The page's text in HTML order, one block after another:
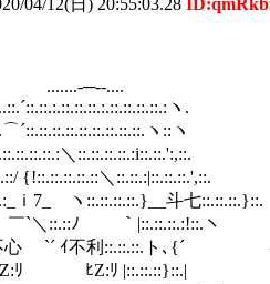
....
ヽ.
ヽ::ヽ
::.::.::.::.:i::.::.':,::.
＼::.::.:|::.::.::.',::.
::.::.::.::.}__斗七::.::.::.}::.
ﾉ ｀|::.::.::.:!::.ヽ
不利::.::.::.ト､{´ それで
ﾋZ:ﾘ |::.::.::}::.|